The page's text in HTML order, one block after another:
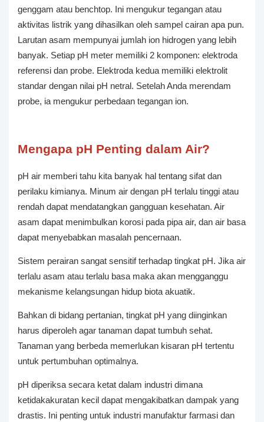
genggam atau benchtop. Ini mengukur tegangan atau
aktivitas listrik yang dihasilkan oleh sampel cairan apa pun.
Larutan asam mempunyai jumlah ion hidrogen yang lebih
banyak. Setiap pH meter memiliki 2 komponen: elektroda
referensi dan probe. Elektroda kedua memiliki elektrolit
standar dengan nilai pH netral. Setelah Anda merendam
probe, ia mengukur perbedaan tegangan ion.
Mengapa pH Penting dalam Air?
pH air memberi tahu kita banyak hal tentang sifat dan
perilaku kimianya. Minum air dengan pH terlalu tinggi atau
rendah dapat mendatangkan gangguan kesehatan. Air
asam dapat menimbulkan korosi pada pipa air, dan air basa
dapat menyebabkan masalah pencernaan.
Sistem perairan sangat sensitif terhadap tingkat pH. Jika air
terlalu asam atau terlalu basa maka akan mengganggu
mekanisme kelangsungan hidup biota akuatik.
Bahkan di bidang pertanian, tingkat pH yang diinginkan
harus diperoleh agar tanaman dapat tumbuh sehat.
Tanaman yang berbeda memerlukan kisaran pH tertentu
untuk pertumbuhan optimalnya.
pH diperiksa secara ketat dalam industri dimana
ketidakakuratan kecil dapat mengakibatkan dampak yang
drastis. Ini penting untuk industri manufaktur farmasi dan